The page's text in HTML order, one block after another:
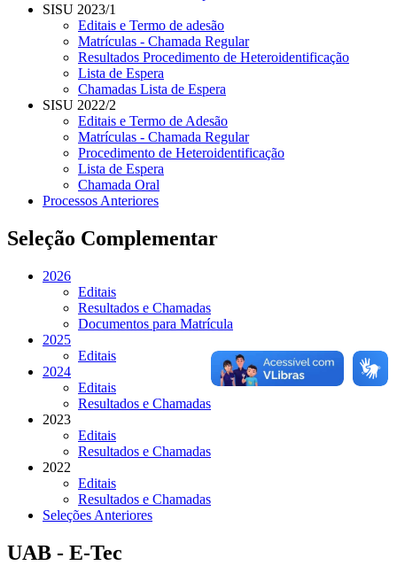
SISU 2023/1
Editais e Termo de adesão
Matrículas - Chamada Regular
Resultados Procedimento de Heteroidentificação
Lista de Espera
Chamadas Lista de Espera
SISU 2022/2
Editais e Termo de Adesão
Matrículas - Chamada Regular
Procedimento de Heteroidentificação
Lista de Espera
Chamada Oral
Processos Anteriores
Seleção Complementar
2026
Editais
Resultados e Chamadas
Documentos para Matrícula
2025
Editais
2024
Editais
Resultados e Chamadas
2023
Editais
Resultados e Chamadas
2022
Editais
Resultados e Chamadas
Seleções Anteriores
UAB - E-Tec